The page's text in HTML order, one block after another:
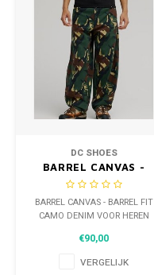
BEACHMODE
BIKINI'S & BADPAKKEN
DC SHOES
BARREL CANVAS -
BARREL FIT CAMO
DENIM VOOR HEREN
BARREL CANVAS - BARREL FIT
CAMO DENIM VOOR HEREN
€90,00
VERGELIJK